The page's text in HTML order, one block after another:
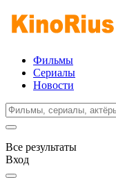
Фильмы
Сериалы
Новости
Все результаты
Вход